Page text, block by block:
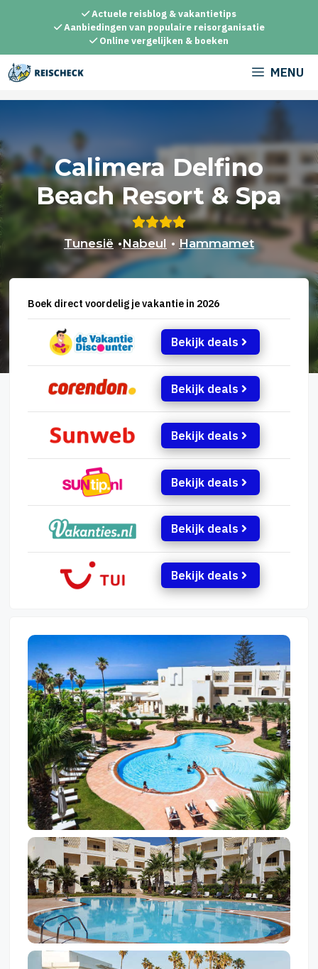
inhoud
Actuele reisblog & vakantietips
Aanbiedingen van populaire reisorganisatie
Online vergelijken & boeken
MENU
Calimera Delfino
Beach Resort & Spa
Tunesië •Nabeul • Hammamet
Boek direct voordelig je vakantie in 2026
Bekijk deals
Bekijk deals
Bekijk deals
Bekijk deals
Bekijk deals
Bekijk deals